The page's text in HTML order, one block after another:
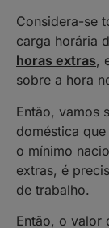
Considera-se
carga horária
horas extras,
sobre a hora
Então, vamos
doméstica
o mínimo
extras, é
de trabalho.
Então, o valor